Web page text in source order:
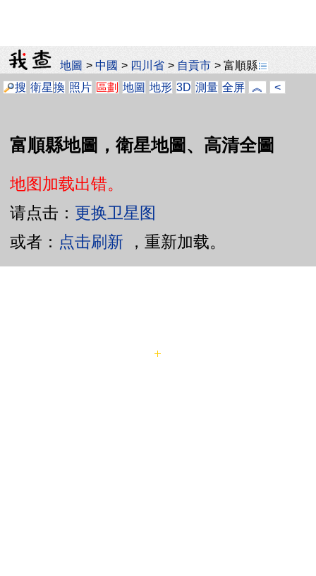
地圖 >中國 > 四川省 > 自貢市 >富順縣
搜 衛星換 照片 區劃 地圖 地形 3D 測量 全屏 ︽ <
富順縣地圖，衛星地圖、高清全圖
地图加载出错。
请点击： 更换卫星图
或者： 点击刷新 ，重新加载。